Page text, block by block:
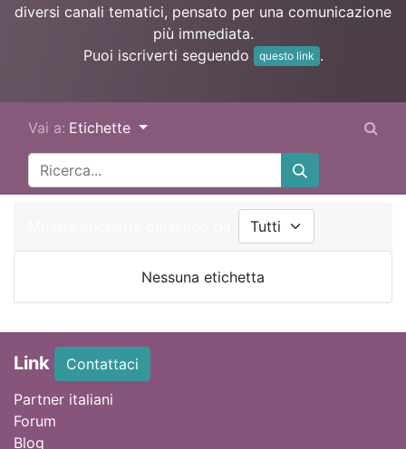
diversi canali tematici, pensato per una comunicazione
più immediata.
Puoi iscriverti seguendo
questo link .
Vai a: Etichette
Nessuna etichetta
Link
Contattaci
Partner italiani
Forum
Blog